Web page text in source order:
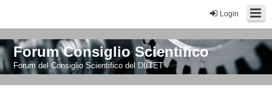
Login
Forum Consiglio Scientifico
Forum del Consiglio Scientifico del DIITET